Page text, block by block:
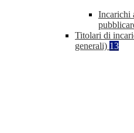
Incarichi
Titolari di
generali) 13